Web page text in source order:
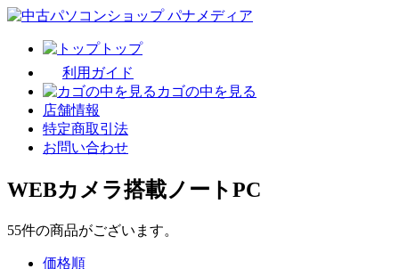
トップ
利用ガイド
カゴの中を見る
店舗情報
特定商取引法
お問い合わせ
WEBカメラ搭載ノートPC
55件の商品がございます。
価格順